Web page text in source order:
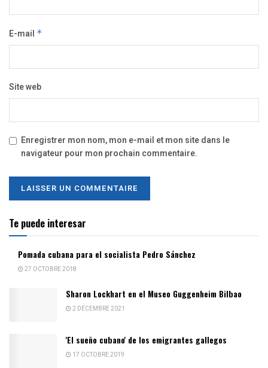
E-mail *
Site web
Enregistrer mon nom, mon e-mail et mon site dans le
navigateur pour mon prochain commentaire.
Te puede interesar
Pomada cubana para el socialista Pedro Sánchez
27 OCTOBRE 2018
Sharon Lockhart en el Museo Guggenheim Bilbao
2 DÉCEMBRE 2021
'El sueño cubano' de los emigrantes gallegos
17 OCTOBRE 2019